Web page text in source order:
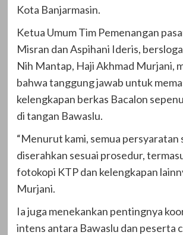
Kota Banjarmasin.
Ketua Umum Tim Pemenangan
Misran dan Aspihani Ideris,
Nih Mantap, Haji Akhmad Murjani,
bahwa tanggung jawab untuk
kelengkapan berkas Bacalon
di tangan Bawaslu.
“Menurut kami, semua persyaratan
diserahkan sesuai prosedur,
fotokopi KTP dan kelengkapan
Murjani.
Ia juga menekankan pentingnya
intens antara Bawaslu dan peserta